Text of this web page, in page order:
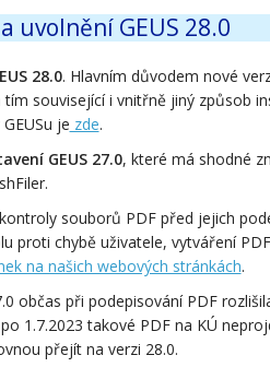
uvolnění GEUS 28.0
28.0. Hlavním důvodem nové
tím související i vnitřně jiný způsob
je zde.
GEUS 27.0, které má shodné
souborů PDF před jejich
proti chybě uživatele, vytváření
na našich webových stránkách.
občas při podepisování PDF
1.7.2023 takové PDF na KÚ
přejít na verzi 28.0.